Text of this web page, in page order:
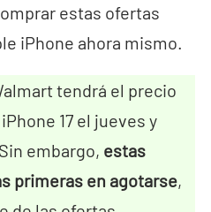
estas ofertas
iPhone ahora mismo.
tendrá el precio
17 el jueves y
embargo, estas
primeras en agotarse,